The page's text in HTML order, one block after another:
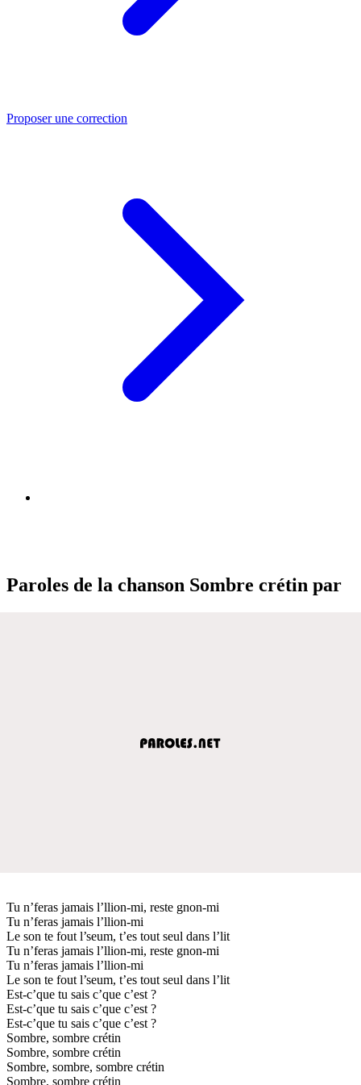
Proposer une correction
Paroles de la chanson Sombre crétin par
Tu n’feras jamais l’llion-mi, reste gnon-mi
Tu n’feras jamais l’llion-mi
Le son te fout l’seum, t’es tout seul dans l’lit
Tu n’feras jamais l’llion-mi, reste gnon-mi
Tu n’feras jamais l’llion-mi
Le son te fout l’seum, t’es tout seul dans l’lit
Est-c’que tu sais c’que c’est ?
Est-c’que tu sais c’que c’est ?
Est-c’que tu sais c’que c’est ?
Sombre, sombre crétin
Sombre, sombre crétin
Sombre, sombre, sombre crétin
Sombre, sombre crétin